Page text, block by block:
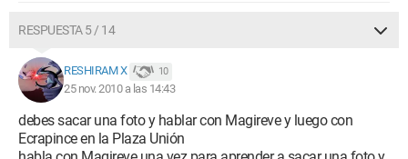
RESPUESTA 5 / 14
RESHIRAM X 10
25 nov. 2010 a las 14:43
debes sacar una foto y hablar con Magireve y luego con
Ecrapince en la Plaza Unión